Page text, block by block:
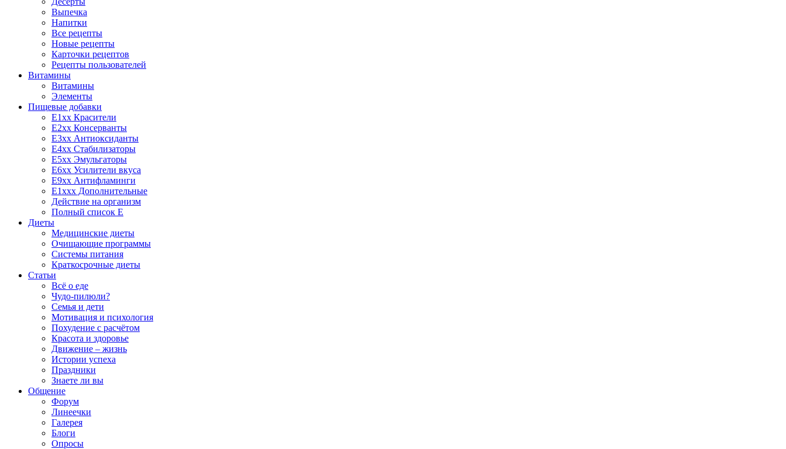
Выпечка
Напитки
Все рецепты
Новые рецепты
Карточки рецептов
Рецепты пользователей
Витамины
Витамины
Элементы
Пищевые добавки
E1xx Красители
E2xx Консерванты
E3xx Антиоксиданты
E4xx Стабилизаторы
E5xx Эмульгаторы
E6xx Усилители вкуса
E9xx Антифламинги
E1xxx Дополнительные
Действие на организм
Полный список E
Диеты
Медицинские диеты
Очищающие программы
Системы питания
Краткосрочные диеты
Статьи
Всё о еде
Чудо-пилюли?
Семья и дети
Мотивация и психология
Похудение с расчётом
Красота и здоровье
Движение – жизнь
Истории успеха
Праздники
Знаете ли вы
Общение
Форум
Линеечки
Галерея
Блоги
Опросы